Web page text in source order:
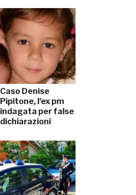
Caso Denise
Pipitone, l’ex pm
indagata per false
dichiarazioni